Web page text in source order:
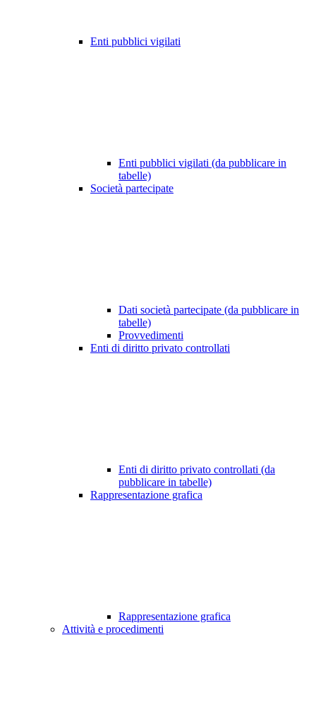
Enti pubblici vigilati
Enti pubblici vigilati (da pubblicare in
tabelle)
Società partecipate
Dati società partecipate (da pubblicare in
tabelle)
Provvedimenti
Enti di diritto privato controllati
Enti di diritto privato controllati (da
pubblicare in tabelle)
Rappresentazione grafica
Rappresentazione grafica
Attività e procedimenti